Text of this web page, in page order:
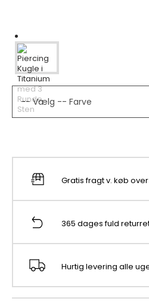
Gratis fragt v. køb
365 dages fuld
Hurtig levering alle